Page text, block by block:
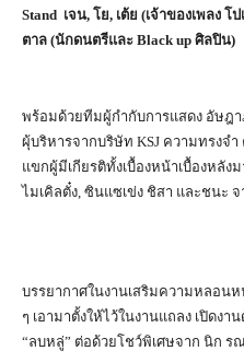
Stand เจน, โย, เต้ย (เจ้าของเพลง
ตาล (นักดนตรีและ Black up ศิลปิน)
พร้อมด้วยทีมผู้กำกับการแสดง อัษฎ
ผุ้บริหารจากบริษัท KSJ ความทรงจ
แขกผู้มีเกียรติทั้งเบื้องหน้าเบื้องหลัง
ไมเคิลตั๋ง, ซินแซเข่ง ชิสา และชนะ
บรรยากาศในงานเสริมความหลอน
ๆ เอามาตั้งให้ไว้ในงานแถลง เปิดง
“ลบหลู่” ต่อด้วยโชว์พิเศษจาก นิก ร